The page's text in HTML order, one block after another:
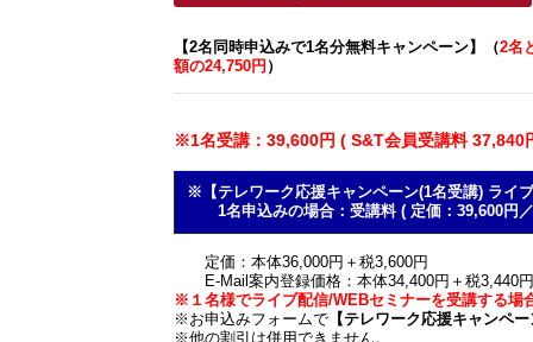
【2名同時申込みで1名分無料キャンペーン】 （2名
額の24,750円 ）
※1名受講：39,600円 ( S&T会員受講料
※【テレワーク応援キャンペーン(1名受講) ラ
1名申込みの場合：受講料 ( 定価：39,600円
定価：本体36,000円＋税3,600円
E-Mail案内登録価格：本体34,400円＋税3,440円
※１名様でライブ配信/WEBセミナーを受講する場
※お申込みフォームで【テレワーク応援キャンペー
※他の割引は併用できません。